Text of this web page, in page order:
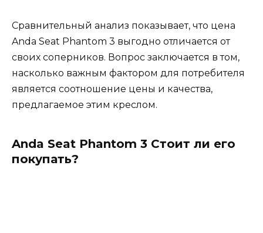
Сравнительный анализ показывает, что цена
Anda Seat Phantom 3 выгодно отличается от
своих соперников. Вопрос заключается в том,
насколько важным фактором для потребителя
является соотношение цены и качества,
предлагаемое этим креслом.
Anda Seat Phantom 3 Стоит ли его
покупать?